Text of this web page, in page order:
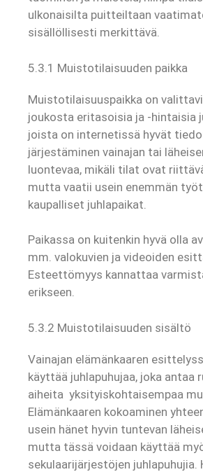
ulkonaisilta puitteiltaan
sisällöllisesti merkittävä.
5.3.1 Muistotilaisuuden paikka
Muistotilaisuuspaikka on
joukosta eritasoisia ja -hintaisia
joista on internetissä hyvät
järjestäminen vainajan tai
luontevaa, mikäli tilat ovat
mutta vaatii usein enemmän
kaupalliset juhlapaikat.
Paikassa on kuitenkin hyvä olla
mm. valokuvien ja videoiden
Esteettömyys kannattaa
erikseen.
5.3.2 Muistotilaisuuden sisältö
Vainajan elämänkaaren
käyttää juhlapuhujaa, joka antaa
aiheita yksityiskohtaisempaa
Elämänkaaren kokoaminen
usein hänet hyvin tuntevan
mutta tässä voidaan käyttää
sekulaarijärjestöjen juhlapuhujia.